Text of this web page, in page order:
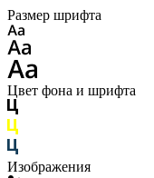
Размер шрифта
Цвет фона и шрифта
Изображения